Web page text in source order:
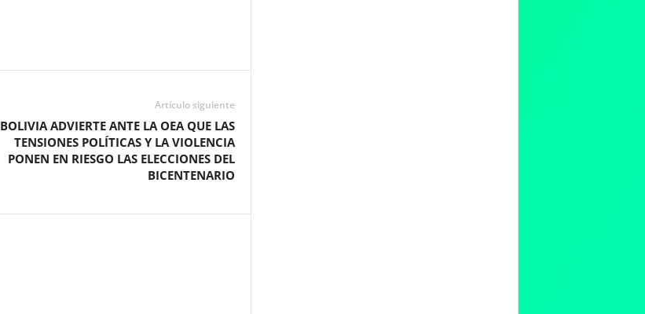
Artículo siguiente
BOLIVIA ADVIERTE ANTE LA OEA QUE LAS
TENSIONES POLÍTICAS Y LA VIOLENCIA
PONEN EN RIESGO LAS ELECCIONES DEL
BICENTENARIO